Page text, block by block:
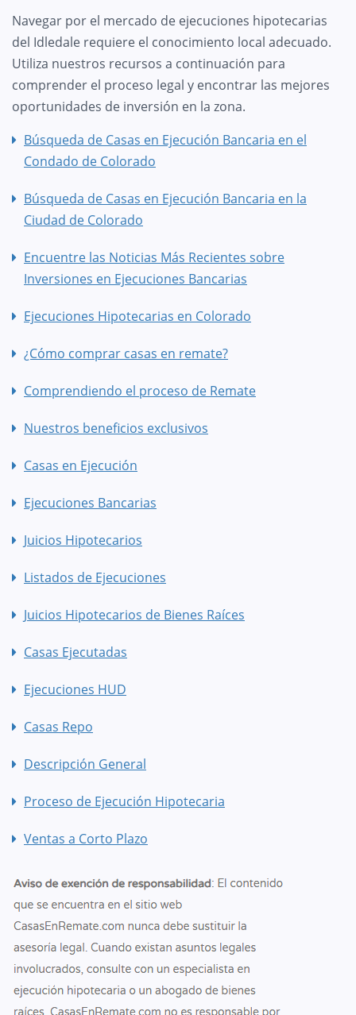
Navegar por el mercado de ejecuciones hipotecarias
del Idledale requiere el conocimiento local adecuado.
Utiliza nuestros recursos a continuación para
comprender el proceso legal y encontrar las mejores
oportunidades de inversión en la zona.
Búsqueda de Casas en Ejecución Bancaria en el
Condado de Colorado
Búsqueda de Casas en Ejecución Bancaria en la
Ciudad de Colorado
Encuentre las Noticias Más Recientes sobre
Inversiones en Ejecuciones Bancarias
Ejecuciones Hipotecarias en Colorado
¿Cómo comprar casas en remate?
Comprendiendo el proceso de Remate
Nuestros beneficios exclusivos
Casas en Ejecución
Ejecuciones Bancarias
Juicios Hipotecarios
Listados de Ejecuciones
Juicios Hipotecarios de Bienes Raíces
Casas Ejecutadas
Ejecuciones HUD
Casas Repo
Descripción General
Proceso de Ejecución Hipotecaria
Ventas a Corto Plazo